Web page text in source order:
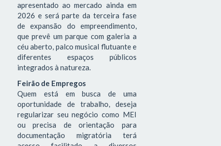
apresentado ao mercado ainda em
2026 e será parte da terceira fase
de expansão do empreendimento,
que prevê um parque com galeria a
céu aberto, palco musical flutuante e
diferentes espaços públicos
integrados à natureza.
Feirão de Empregos
Quem está em busca de uma
oportunidade de trabalho, deseja
regularizar seu negócio como MEI
ou precisa de orientação para
documentação migratória terá